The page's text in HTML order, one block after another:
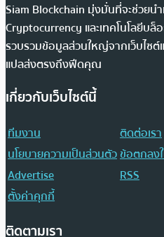
Siam Blockchain มุ่งมั่นที่จะช่วยน
Cryptocurrency และเทคโนโลยีบล็
รวบรวมข้อมูลส่วนใหญ่จากเว็บไซต์
แปลส่งตรงถึงฟีดคุณ
เกี่ยวกับเว็บไซต์นี้
ทีมงาน
ติดต่อเรา
นโยบายความเป็นส่วนตัวข้อตกลง
Advertise
RSS
ตั้งค่าคุกกี้
ติดตามเรา